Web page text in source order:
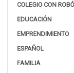
COLEGIO CON
EDUCACIÓN
EMPRENDIMIENTO
ESPAÑOL
FAMILIA